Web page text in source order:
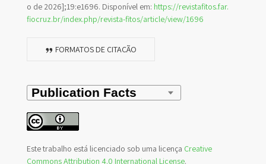
o de 2026];19:e1696. Disponível em: https://revistafitos.far.
fiocruz.br/index.php/revista-fitos/article/view/1696
FORMATOS DE CITAÇÃO
Este trabalho está licenciado sob uma licença Creative
Commons Attribution 4.0 International License.